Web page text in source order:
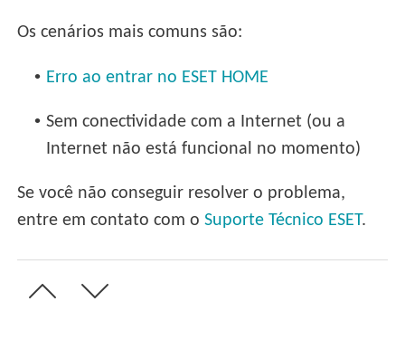
Os cenários mais comuns são:
• Erro ao entrar no ESET HOME
• Sem conectividade com a Internet (ou a
Internet não está funcional no momento)
Se você não conseguir resolver o problema,
entre em contato com oSuporte Técnico ESET.